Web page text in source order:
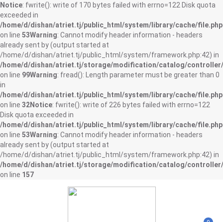
Notice: fwrite(): write of 170 bytes failed with errno=122 Disk quota
exceeded in
/home/d/dishan/atriet.tj/public_html/system/library/cache/file.php
on line 53Warning: Cannot modify header information - headers
already sent by (output started at
/home/d/dishan/atriet.tj/public_html/system/framework.php:42) in
/home/d/dishan/atriet.tj/storage/modification/catalog/
on line 99Warning: fread(): Length parameter must be greater than 0
in
/home/d/dishan/atriet.tj/public_html/system/library/cache/file.php
on line 32Notice: fwrite(): write of 226 bytes failed with errno=122
Disk quota exceeded in
/home/d/dishan/atriet.tj/public_html/system/library/cache/file.php
on line 53Warning: Cannot modify header information - headers
already sent by (output started at
/home/d/dishan/atriet.tj/public_html/system/framework.php:42) in
/home/d/dishan/atriet.tj/storage/modification/catalog/
on line 157